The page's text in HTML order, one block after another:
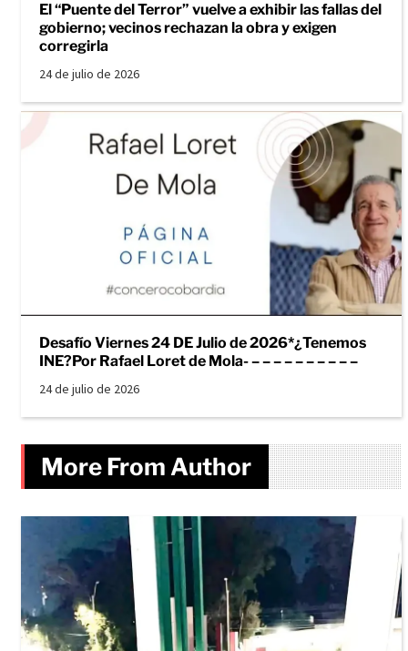
El “Puente del Terror” vuelve a exhibir las fallas del
gobierno; vecinos rechazan la obra y exigen
corregirla
24 de julio de 2026
Desafío Viernes 24 DE Julio de 2026*¿Tenemos
INE?Por Rafael Loret de Mola- – – – – – – – – – –
24 de julio de 2026
More From Author